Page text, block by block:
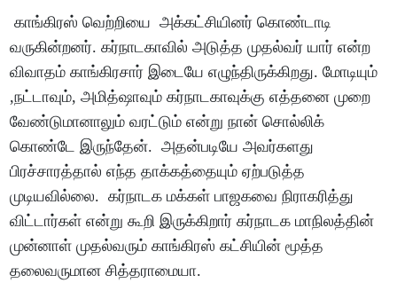
காங்கிரஸ் வெற்றியை அக்கட்சியினர் கொண்டாடி
வருகின்றனர். கர்நாடகாவில் அடுத்த முதல்வர் யார் என்ற
விவாதம் காங்கிரசார் இடையே எழுந்திருக்கிறது. மோடியும்
,நட்டாவும், அமித்ஷாவும் கர்நாடகாவுக்கு எத்தனை முறை
வேண்டுமானாலும் வரட்டும் என்று நான் சொல்லிக்
கொண்டே இருந்தேன். அதன்படியே அவர்களது
பிரச்சாரத்தால் எந்த தாக்கத்தையும் ஏற்படுத்த
முடியவில்லை. கர்நாடக மக்கள் பாஜகவை நிராகரித்து
விட்டார்கள் என்று கூறி இருக்கிறார் கர்நாடக மாநிலத்தின்
முன்னாள் முதல்வரும் காங்கிரஸ் கட்சியின் மூத்த
தலைவருமான சித்தராமையா.